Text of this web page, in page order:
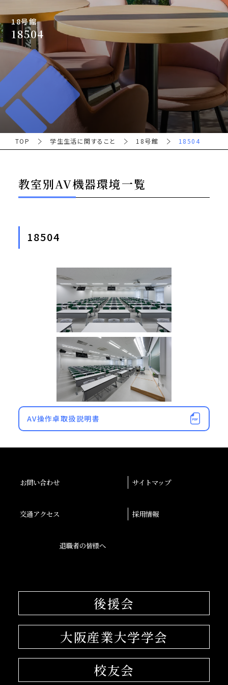
18号館
18504
TOP 学生生活に関すること 18号館 18504
教室別AV機器環境一覧
18504
AV操作卓取扱説明書
お問い合わせ サイトマップ
交通アクセス 採用情報
退職者の皆様へ
後援会
大阪産業大学学会
校友会